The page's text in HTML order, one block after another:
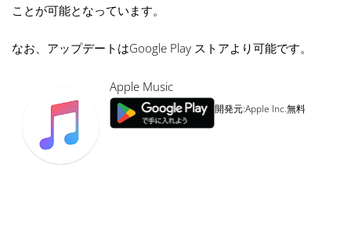
ことが可能となっています。
なお、アップデートはGoogle Play ストアより可能です。
Apple Music
開発元:Apple Inc.無料